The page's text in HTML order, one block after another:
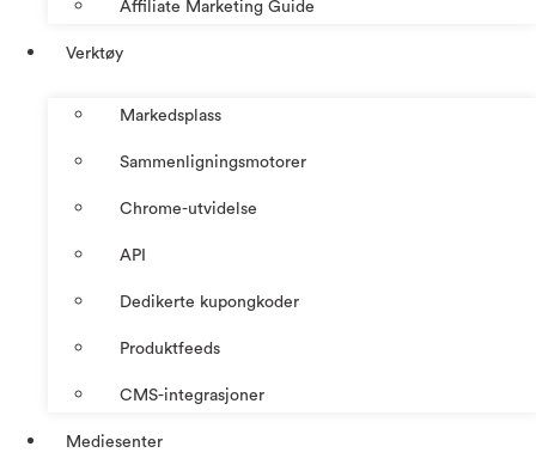
Affiliate Marketing Guide
Verktøy
Markedsplass
Sammenligningsmotorer
Chrome-utvidelse
API
Dedikerte kupongkoder
Produktfeeds
CMS-integrasjoner
Mediesenter